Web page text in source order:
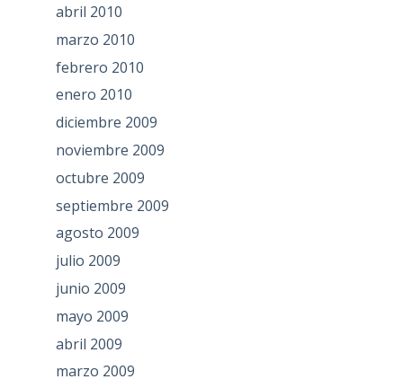
abril 2010
marzo 2010
febrero 2010
enero 2010
diciembre 2009
noviembre 2009
octubre 2009
septiembre 2009
agosto 2009
julio 2009
junio 2009
mayo 2009
abril 2009
marzo 2009